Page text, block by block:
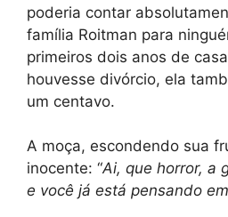
poderia contar
família Roitman para
primeiros dois anos de
houvesse divórcio, ela
um centavo.
A moça, escondendo sua
inocente: “Ai, que horror, a
e você já está pensando